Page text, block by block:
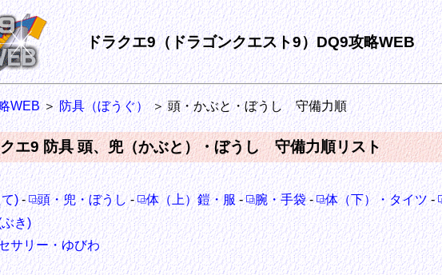
ドラクエ9（ドラゴンクエスト9）DQ9攻略WEB
WEB＞防具（ぼうぐ）＞ 頭・かぶと・ぼうし 守備力順
エ9 防具 頭、兜（かぶと）・ぼうし 守備力順リスト
て)- 頭・兜・ぼうし- 体（上）鎧・服- 腕・手袋- 体（下）・タイツ-
き)
サリー・ゆびわ